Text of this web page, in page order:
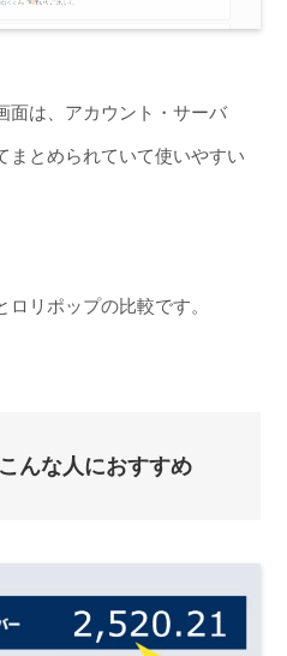
面は、アカウント・サーバ
まとめられていて使いやすい
リポップの比較です。
んな人におすすめ